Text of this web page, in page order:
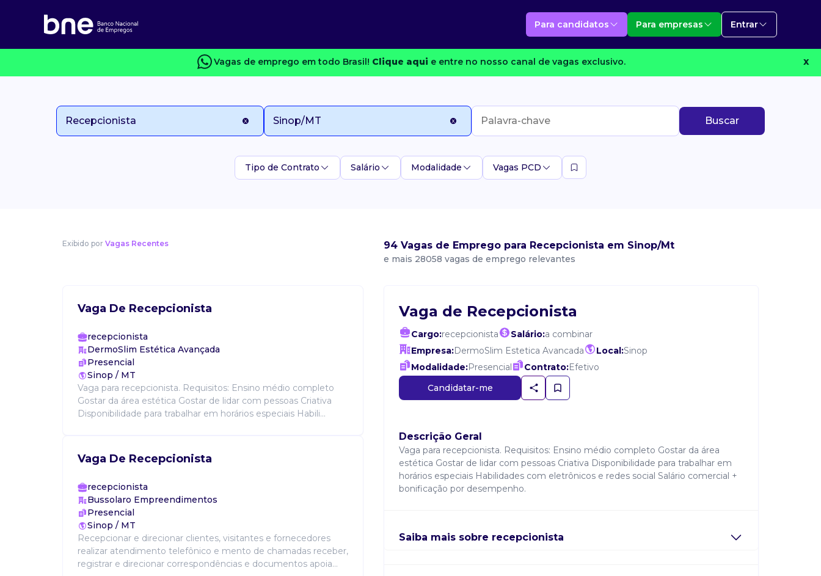
Para candidatos Para empresas Entrar
Vagas de emprego em todo Brasil! Clique aqui e entre no nosso canal de vagas exclusivo. X
Buscar
Tipo de Contrato Salário Modalidade Vagas PCD
Exibido por Vagas Recentes 94 Vagas de Emprego para Recepcionista em Sinop/Mt
e mais 28058 vagas de emprego relevantes
Vaga De Recepcionista
recepcionista
DermoSlim Estética Avançada
Presencial
Sinop / MT
Vaga para recepcionista. Requisitos: Ensino médio completo
Gostar da área estética Gostar de lidar com pessoas Criativa
Disponibilidade para trabalhar em horários especiais Habili...
Vaga De Recepcionista
recepcionista
Bussolaro Empreendimentos
Presencial
Sinop / MT
Recepcionar e direcionar clientes, visitantes e fornecedores
realizar atendimento telefônico e mento de chamadas receber,
registrar e direcionar correspondências e documentos apoia...
Vaga de Recepcionista
Cargo:recepcionista Salário:a combinar
Empresa:DermoSlim Estetica Avancada Local:Sinop
Modalidade:Presencial Contrato:Efetivo
Candidatar-me
Descrição Geral
Vaga para recepcionista. Requisitos: Ensino médio completo Gostar da área
estética Gostar de lidar com pessoas Criativa Disponibilidade para trabalhar em
horários especiais Habilidades com eletrônicos e redes social Salário comercial +
bonificação por desempenho.
Saiba mais sobre recepcionista